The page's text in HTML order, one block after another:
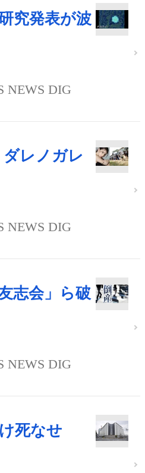
究発表が波
NEWS DIG
レノガレ
NEWS DIG
志会」ら破
NEWS DIG
死なせ